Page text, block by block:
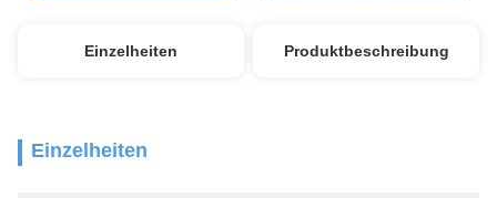
Einzelheiten Produktbeschreibung
Einzelheiten